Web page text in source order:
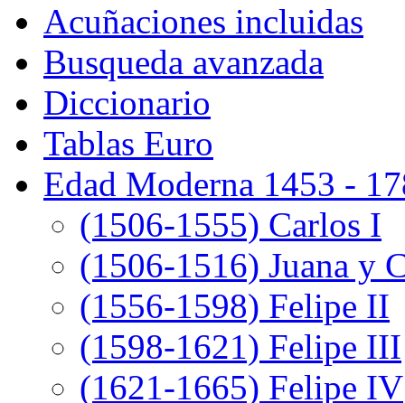
Acuñaciones incluidas
Busqueda avanzada
Diccionario
Tablas Euro
Edad Moderna 1453 -
(1506-1555) Carlos I
(1506-1516) Juana y
(1556-1598) Felipe II
(1598-1621) Felipe III
(1621-1665) Felipe IV